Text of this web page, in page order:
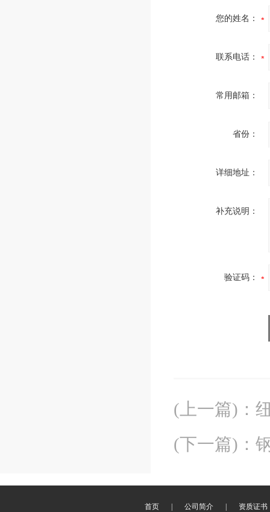
您的姓名：
联系电话：
常用邮箱：
省份：
详细地址：
补充说明：
验证码：
(上一篇) ：
(下一篇) ：
首页 公司简介 资质证书